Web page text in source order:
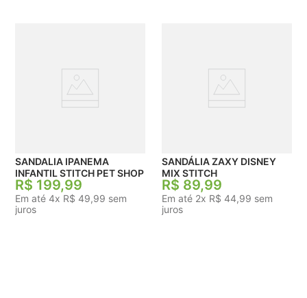
SANDALIA IPANEMA
INFANTIL STITCH PET SHOP
R$ 199,99
Em até 4x R$ 49,99 sem
juros
SANDÁLIA ZAXY DISNEY
MIX STITCH
R$ 89,99
Em até 2x R$ 44,99 sem
juros